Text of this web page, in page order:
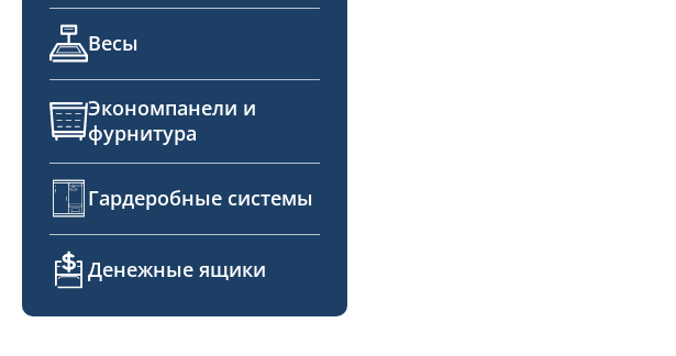
Весы
Экономпанели и
фурнитура
Гардеробные системы
Денежные ящики